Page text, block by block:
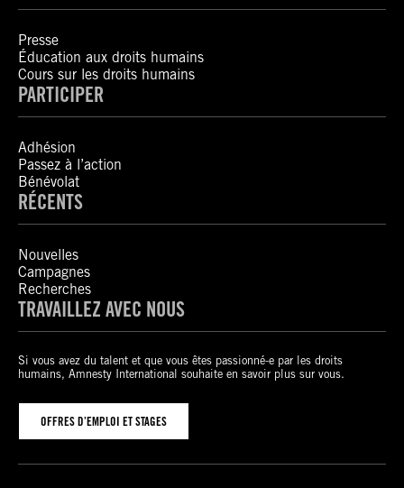
Presse
Éducation aux droits humains
Cours sur les droits humains
PARTICIPER
Adhésion
Passez à l’action
Bénévolat
RÉCENTS
Nouvelles
Campagnes
Recherches
TRAVAILLEZ AVEC NOUS
Si vous avez du talent et que vous êtes passionné-e par les droits
humains, Amnesty International souhaite en savoir plus sur vous.
OFFRES D’EMPLOI ET STAGES